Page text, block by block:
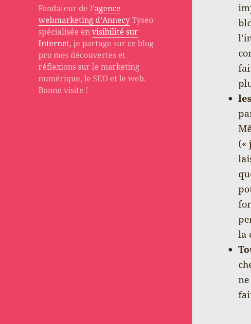
Fondateur de l’agence
webmarketing d’AnnecyTyseo
spécialisée envisibilité sur
Internet, je partage sur ce blog
pro mes découvertes et
réflexions sur le marketing
numérique, le SEO et le web.
Bonne visite !
(«
la